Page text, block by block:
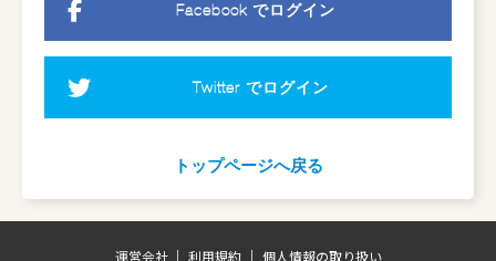
Facebook でログイン
Twitter でログイン
トップページへ戻る
運営会社 利用規約 個人情報の取り扱い